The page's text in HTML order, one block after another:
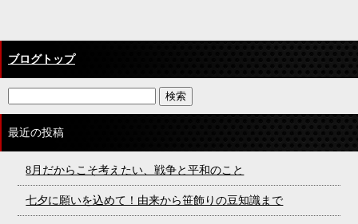
ブログトップ
最近の投稿
8月だからこそ考えたい、戦争と平和のこと
七夕に願いを込めて！由来から笹飾りの豆知識まで